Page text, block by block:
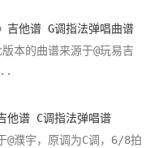
吉他谱 G调指法弹唱曲谱
本的曲谱来源于@玩易吉
他谱 C调指法弹唱谱
@濮宇，原调为C调，6/8拍